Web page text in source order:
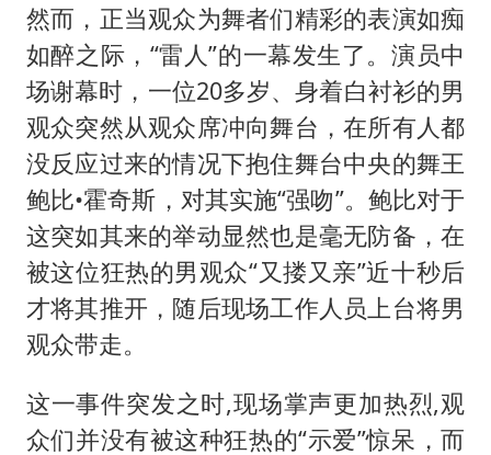
车企回归实体按键
上半年国内手机销量TOP30出炉
中国代表队首次参加国际核科学奥赛 获一金三银
夏日经济乘“热”而上 消费市场向“新”而行
乐享全民健身 共筑健康中国
然而，正当观众为舞者们精彩的表演如痴
如醉之际，“雷人”的一幕发生了。演员中
场谢幕时，一位20多岁、身着白衬衫的男
观众突然从观众席冲向舞台，在所有人都
没反应过来的情况下抱住舞台中央的舞王
鲍比•霍奇斯，对其实施“强吻”。鲍比对于
这突如其来的举动显然也是毫无防备，在
被这位狂热的男观众“又搂又亲”近十秒后
才将其推开，随后现场工作人员上台将男
观众带走。
这一事件突发之时,现场掌声更加热烈,观
众们并没有被这种狂热的“示爱”惊呆，而